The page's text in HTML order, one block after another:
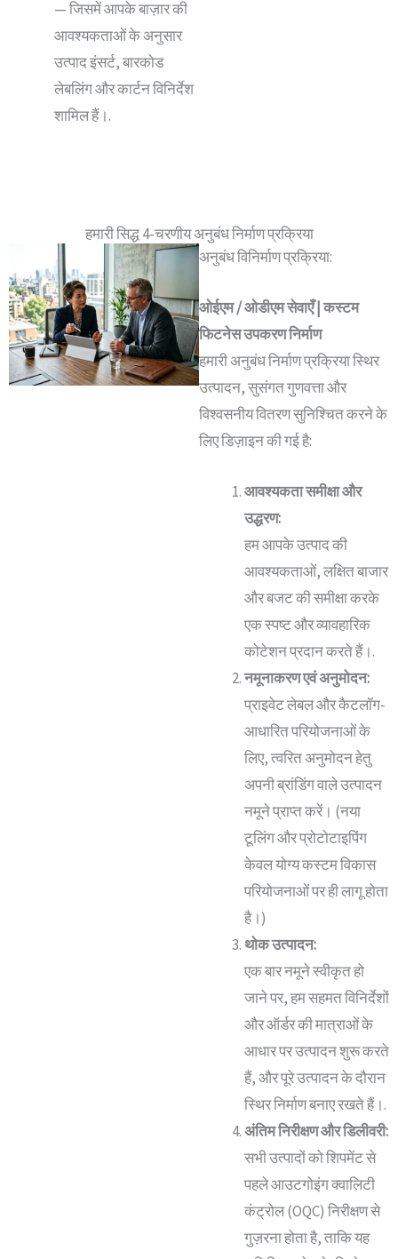
— जिसमें आपके बाज़ार की
आवश्यकताओं के अनुसार
उत्पाद इंसर्ट, बारकोड
लेबलिंग और कार्टन विनिर्देश
शामिल हैं।.
हमारी सिद्ध 4-चरणीय अनुबंध निर्माण प्रक्रिया
अनुबंध विनिर्माण प्रक्रिया:
ओईएम / ओडीएम सेवाएँ | कस्टम
फिटनेस उपकरण निर्माण
हमारी अनुबंध निर्माण प्रक्रिया स्थिर
उत्पादन, सुसंगत गुणवत्ता और
विश्वसनीय वितरण सुनिश्चित करने के
लिए डिज़ाइन की गई है:
आवश्यकता समीक्षा और
उद्धरण:
हम आपके उत्पाद की
आवश्यकताओं, लक्षित बाजार
और बजट की समीक्षा करके
एक स्पष्ट और व्यावहारिक
कोटेशन प्रदान करते हैं।.
नमूनाकरण एवं अनुमोदन:
प्राइवेट लेबल और कैटलॉग-
आधारित परियोजनाओं के
लिए, त्वरित अनुमोदन हेतु
अपनी ब्रांडिंग वाले उत्पादन
नमूने प्राप्त करें। (नया
टूलिंग और प्रोटोटाइपिंग
केवल योग्य कस्टम विकास
परियोजनाओं पर ही लागू होता
है।)
थोक उत्पादन:
एक बार नमूने स्वीकृत हो
जाने पर, हम सहमत विनिर्देशों
और ऑर्डर की मात्राओं के
आधार पर उत्पादन शुरू करते
हैं, और पूरे उत्पादन के दौरान
स्थिर निर्माण बनाए रखते हैं।.
अंतिम निरीक्षण और डिलीवरी:
सभी उत्पादों को शिपमेंट से
पहले आउटगोइंग क्वालिटी
कंट्रोल (OQC) निरीक्षण से
गुज़रना होता है, ताकि यह